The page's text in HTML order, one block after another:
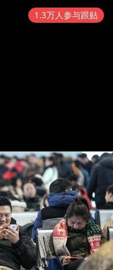
1.3万人参与跟贴